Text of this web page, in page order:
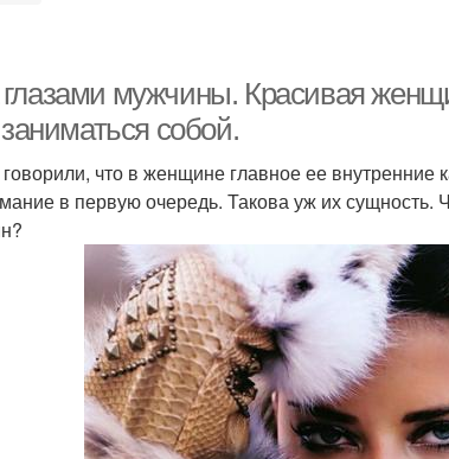
мужчины. Красивая
собой.
что в женщине главное ее внутренние
в первую очередь. Такова уж их сущность.